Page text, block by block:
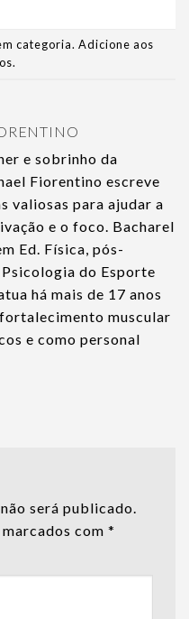
categoria. Adicione aos
.
e sobrinho da
Fiorentino escreve
valiosas para ajudar a
e o foco. Bacharel
Ed. Física, pós-
do Esporte
há mais de 17 anos
muscular
e como personal
será publicado.
com *